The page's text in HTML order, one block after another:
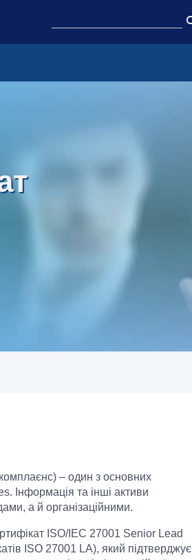
– один з основних
Інформація та інші активи
а й організаційними.
ISO/IEC 27001 Senior Lead
ISO 27001 LA), який підтверджує